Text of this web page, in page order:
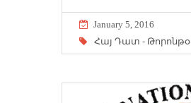
January 5, 2016
Հայ Դատ - Թորոնթօ